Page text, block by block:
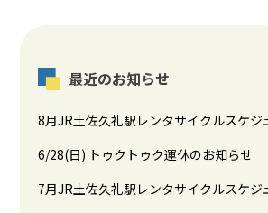
最近のお知らせ
8月JR土佐久礼駅レンタサイクルスケジ
6/28(日) トゥクトゥク運休のお知らせ
7月JR土佐久礼駅レンタサイクルスケジ